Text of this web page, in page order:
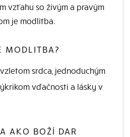
vzťahu so živým a pravým
je modlitba.
MODLITBA?
srdca, jednoduchým
vďačnosti a lásky v
AKO BOŽÍ DAR